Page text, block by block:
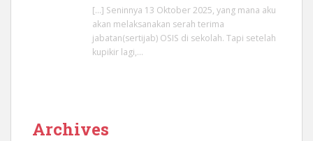
[…] Seninnya 13 Oktober 2025, yang mana aku
akan melaksanakan serah terima
jabatan(sertijab) OSIS di sekolah. Tapi setelah
kupikir lagi,…
Archives